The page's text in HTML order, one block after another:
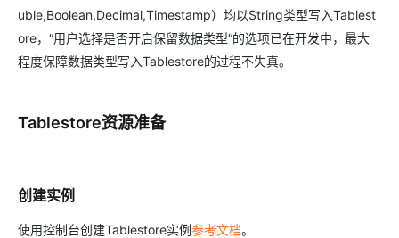
uble,Boolean,Decimal,Timestamp）均以String类型写入Tablest
ore，“用户选择是否开启保留数据类型“的选项已在开发中，最大
程度保障数据类型写入Tablestore的过程不失真。
Tablestore资源准备
创建实例
使用控制台创建Tablestore实例参考文档。